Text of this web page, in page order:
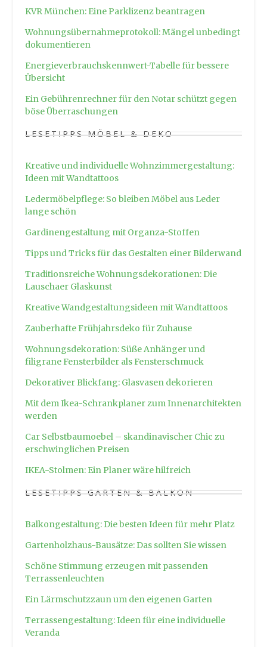
KVR München: Eine Parklizenz beantragen
Wohnungsübernahmeprotokoll: Mängel unbedingt
dokumentieren
Energieverbrauchskennwert-Tabelle für bessere
Übersicht
Ein Gebührenrechner für den Notar schützt gegen
böse Überraschungen
LESETIPPS MÖBEL & DEKO
Kreative und individuelle Wohnzimmergestaltung:
Ideen mit Wandtattoos
Ledermöbelpflege: So bleiben Möbel aus Leder
lange schön
Gardinengestaltung mit Organza-Stoffen
Tipps und Tricks für das Gestalten einer Bilderwand
Traditionsreiche Wohnungsdekorationen: Die
Lauschaer Glaskunst
Kreative Wandgestaltungsideen mit Wandtattoos
Zauberhafte Frühjahrsdeko für Zuhause
Wohnungsdekoration: Süße Anhänger und
filigrane Fensterbilder als Fensterschmuck
Dekorativer Blickfang: Glasvasen dekorieren
Mit dem Ikea-Schrankplaner zum Innenarchitekten
werden
Car Selbstbaumoebel – skandinavischer Chic zu
erschwinglichen Preisen
IKEA-Stolmen: Ein Planer wäre hilfreich
LESETIPPS GARTEN & BALKON
Balkongestaltung: Die besten Ideen für mehr Platz
Gartenholzhaus-Bausätze: Das sollten Sie wissen
Schöne Stimmung erzeugen mit passenden
Terrassenleuchten
Ein Lärmschutzzaun um den eigenen Garten
Terrassengestaltung: Ideen für eine individuelle
Veranda